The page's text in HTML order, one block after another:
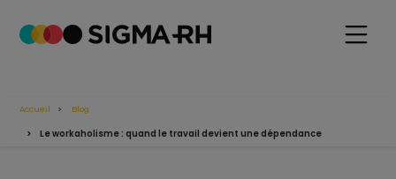
Accueil Blog
Le workaholisme : quand le travail devient une dépendance